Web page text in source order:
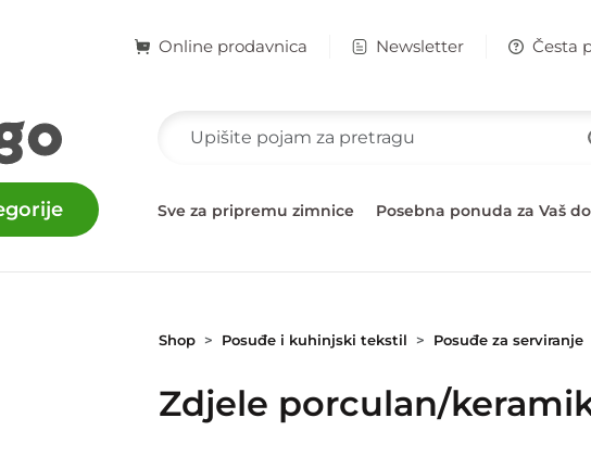
Online prodavnica Newsletter Česta
pribor Sve za pripremu zimnice Posebna ponuda za Vaš
Shop Posuđe i kuhinjski tekstil Posuđe za serviranje
Zdjele porculan/